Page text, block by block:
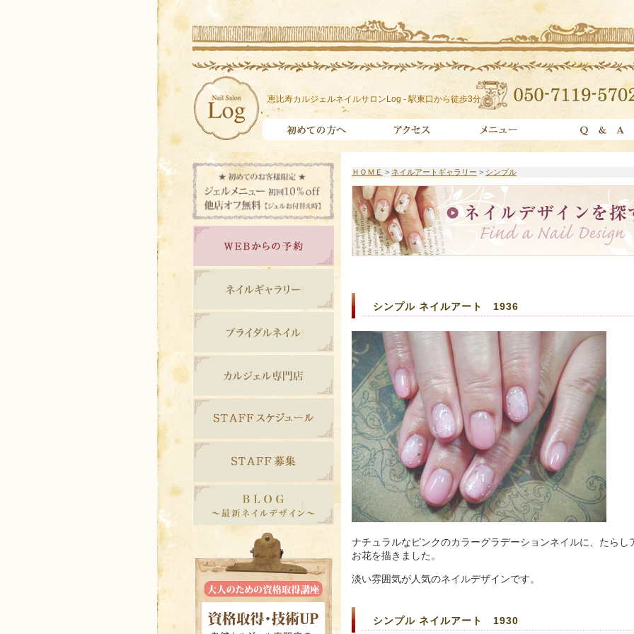
恵比寿カルジェルネイルサロンLog - 駅東口から徒歩3分
ＨＯＭＥ > ネイルアートギャラリー > シンプル
シンプル ネイルアート 1936
ナチュラルなピンクのカラーグラデーションネイルに、たらし
お花を描きました。
淡い雰囲気が人気のネイルデザインです。
シンプル ネイルアート 1930